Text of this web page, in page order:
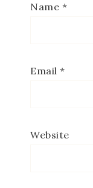
Name *
Email *
Website